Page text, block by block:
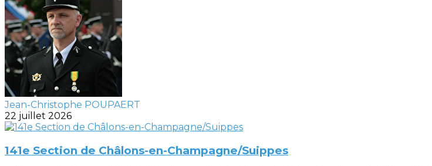
Jean-Christophe POUPAERT
22 juillet 2026
141e Section de Châlons-en-Champagne/Suippes